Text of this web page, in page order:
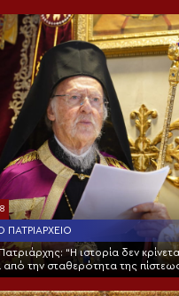
ΠΑΤΡΙΑΡΧΕΊΟ
“Η ιστορία δεν
την σταθερότητα της